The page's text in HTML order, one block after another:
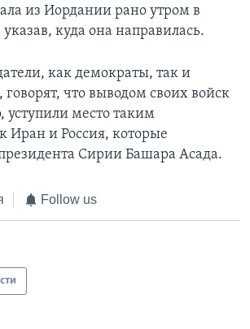
из Иордании рано утром в
куда она направилась.
как демократы, так и
что выводом своих войск
место таким
Иран и Россия, которые
Сирии Башара Асада.
Follow us